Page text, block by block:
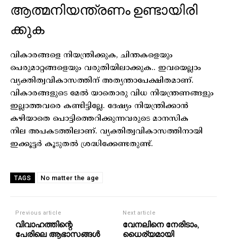
ആത്മനിയന്ത്രണം ഉണ്ടായിരി
ക്കുക
വികാരങ്ങളെ നിയന്ത്രിക്കുക, ചിന്തകളെയും
പെരുമാറ്റങ്ങളെയും വരുതിയിലാക്കുക.. ഇവയെല്ലാം
വ്യക്തിത്വവികാസത്തിന് അത്യന്താപേക്ഷിതമാണ്.
വികാരങ്ങളുടെ മേൽ യാതൊരു വിധ നിയന്ത്രണങ്ങളും
ഇല്ലാത്തവരെ കണ്ടിട്ടില്ലേ. ദേഷ്യം നിയന്ത്രിക്കാൻ
കഴിയാതെ പൊട്ടിത്തെറിക്കുന്നവരുടെ മാനസിക
നില അപകടത്തിലാണ്. വ്യക്തിത്വവികാസത്തിനായി
ഇക്കൂട്ടർ കൂടുതൽ ശ്രദ്ധിക്കേണ്ടതുണ്ട്.
TAGS No matter the age
Previous article
വിവാഹത്തിന്റെ
പേരിലെ ആഭാസങ്ങൾ
Next article
വേനലിനെ നേരിടാം,
ധൈര്യമായി